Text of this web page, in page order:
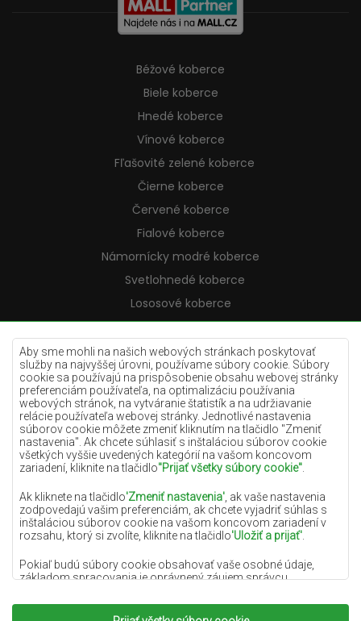
Aby sme mohli na našich webových stránkach poskytovať
služby na najvyššej úrovni, používame súbory cookie. Súbory
cookie sa používajú na prispôsobenie obsahu webovej stránky
preferenciám používateľa, na optimalizáciu používania
webových stránok, na vytváranie štatistík a na udržiavanie
relácie používateľa webovej stránky. Jednotlivé nastavenia
súborov cookie môžete zmeniť kliknutím na tlačidlo "Zmeniť
nastavenia". Ak chcete súhlasiť s inštaláciou súborov cookie
všetkých vyššie uvedených kategórií na vašom koncovom
zariadení, kliknite na tlačidlo"Prijať všetky súbory cookie"
Ak kliknete na tlačidlo'Zmeniť nastavenia' , ak vaše nastavenia
zodpovedajú vašim preferenciám, ak chcete vyjadriť súhlas s
inštaláciou súborov cookie na vašom koncovom zariadení v
rozsahu, ktorý si zvolíte, kliknite na tlačidlo'Uložiť a prijať'
Pokiaľ budú súbory cookie obsahovať vaše osobné údaje,
základom spracovania je oprávnený záujem správcu
podobe poskytovania vysokokvalitných služieb na našej
webovej stránke a marketingových aktivít správcu osobných
Béžové koberce
Biele koberce
Hnedé koberce
Vínové koberce
Fľašovité zelené koberce
Čierne koberce
Červené koberce
Fialové koberce
Námornícky modré koberce
Svetlohnedé koberce
Lososové koberce
Krémové koberce
Lilac koberce
Žlté koberce
Mätové koberce
Modré koberce
Oranžové koberce
Ružové koberce
Šedé koberce
Terakotové koberce
Zelené koberce
Zlaté koberce